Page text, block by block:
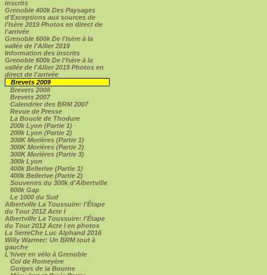
inscrits
Grenoble 400k Des Paysages
d'Exceptions aux sources de
l'Isère 2019 Photos en direct de
l'arrivée
Grenoble 600k De l'Isère à la
vallée de l'Allier 2019
Information des inscrits
Grenoble 600k De l'Isère à la
vallée de l'Allier 2019 Photos en
direct de l'arrivée
Brevets 2009
Brevets 2008
Brevets 2007
Calendrier des BRM 2007
Revue de Presse
La Boucle de Thodure
200k Lyon (Partie 1)
200k Lyon (Partie 2)
300K Morières (Partie 1)
300K Morières (Partie 2)
300K Morières (Partie 3)
300k Lyon
400k Bellerive (Partie 1)
400k Bellerive (Partie 2)
Souvenirs du 300k d'Albertville
600k Gap
Le 1000 du Sud
Albertville La Toussuire: l'Étape
du Tour 2012 Acte I
Albertville La Toussuire: l'Étape
du Tour 2012 Acte I en photos
La SerreChe Luc Alphand 2016
Willy Warmer: Un BRM tout à
gauche
L'hiver en vélo à Grenoble
Col de Romeyère
Gorges de la Bourne